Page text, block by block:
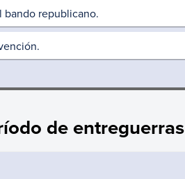
de entreguerras